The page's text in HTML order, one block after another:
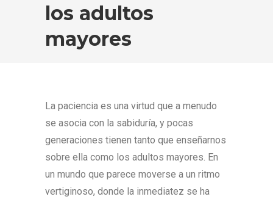
los adultos
mayores
La paciencia es una virtud que a menudo
se asocia con la sabiduría, y pocas
generaciones tienen tanto que enseñarnos
sobre ella como los adultos mayores. En
un mundo que parece moverse a un ritmo
vertiginoso, donde la inmediatez se ha